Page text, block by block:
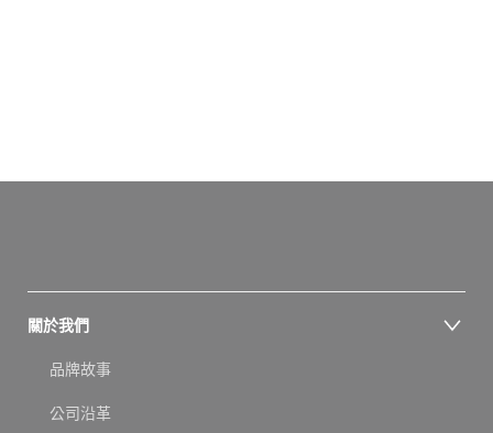
關於我們
品牌故事
公司沿革